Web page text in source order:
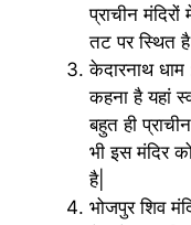
प्राचीन
तट पर स्थित है |
केदारनाथ
कहना है यहां
बहुत ही
भी इस मंदिर
है|
भोजपुर शिव